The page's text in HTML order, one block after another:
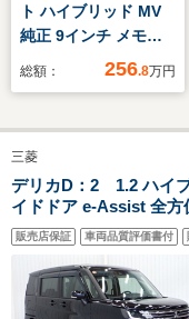
ト ハイブリッド MV
純正 9インチ メモリ
ーナビ/セーフティサ
トヒーター 前席/全方
位モニター/車線逸脱
防止支援システム/ヘ
ッドランプ LED
総額： 256.8万円
三菱
デリカD：2 1.2 ハイ
イドドア e-Assist 全方
ーター LEDヘッドライ
正アルミホイール ナビ
販売店保証 車両品質評価書付